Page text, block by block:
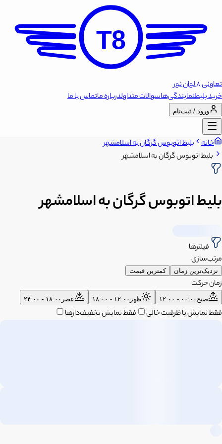
T8
تعاونی 8 لوان نور
خرید بلیطنمایندگی‌هاسوالات متداولدرباره ماتماس با ما
ورود / ثبت‌نام
خانه بلیط اتوبوس گرگان به اسلامشهر
بلیط اتوبوس گرگان به اسلامشهر
بلیط اتوبوس گرگان به اسلامشهر
فیلترها
مرتب‌سازی
نزدیک‌ترین زمان کمترین قیمت
زمان حرکت
صبح ۰۰:۰۰ - ۱۲:۰۰ ظهر ۱۲:۰۰ - ۱۸:۰۰ عصر ۱۸:۰۰ - ۲۴:۰۰
فقط نمایش با ظرفیت خالی فقط نمایش تخفیف‌دارها